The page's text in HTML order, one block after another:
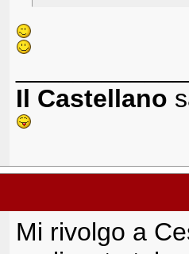
Il Castellano
Mi rivolgo a